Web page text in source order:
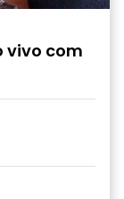
vivo com